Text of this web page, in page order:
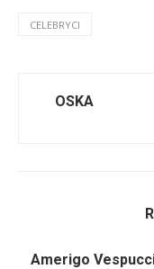
CELEBRYCI
OSKA
Amerigo